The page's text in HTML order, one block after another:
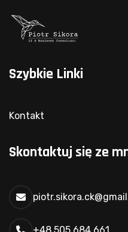
Szybkie Linki
Kontakt
Skontaktuj się ze